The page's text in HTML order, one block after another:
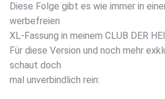
Diese Folge gibt es wie immer in
werbefreien
XL-Fassung in meinem CLUB DER
Für diese Version und noch mehr
schaut doch
mal unverbindlich rein: